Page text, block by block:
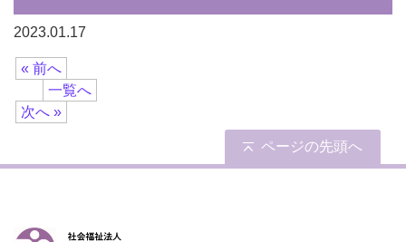
2023.01.17
« 前へ
一覧へ
次へ »
ページの先頭へ